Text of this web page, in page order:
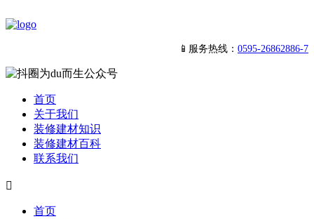
📱服务热线： 0595-26862886-7
首页
关于我们
装修建材知识
装修建材百科
联系我们

首页